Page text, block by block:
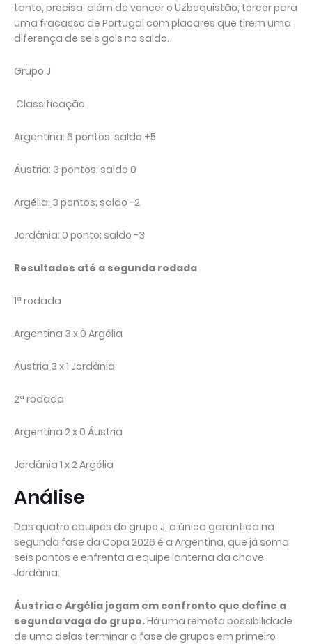
tanto, precisa, além de vencer o Uzbequistão, torcer para
uma fracasso de Portugal com placares que tirem uma
diferença de seis gols no saldo.
Grupo J
Classificação
Argentina: 6 pontos; saldo +5
Áustria: 3 pontos; saldo 0
Argélia: 3 pontos; saldo -2
Jordânia: 0 ponto; saldo -3
Resultados até a segunda rodada
1ª rodada
Argentina 3 x 0 Argélia
Áustria 3 x 1 Jordânia
2ª rodada
Argentina 2 x 0 Áustria
Jordânia 1 x 2 Argélia
Análise
Das quatro equipes do grupo J, a única garantida na
segunda fase da Copa 2026 é a Argentina, que já soma
seis pontos e enfrenta a equipe lanterna da chave
Jordânia.
Áustria e Argélia jogam em confronto que define a
segunda vaga do grupo.Há uma remota possibilidade
de uma delas terminar a fase de grupos em primeiro